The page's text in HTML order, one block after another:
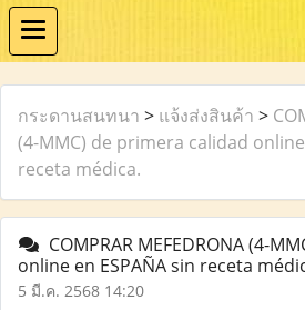
กระดานสนทนา > แจ้งส่งสินค้า >
(4-MMC) de primera calidad online
receta médica.
COMPRAR MEFEDRONA (4-
online en ESPAÑA sin receta
5 มี.ค. 2568 14:20